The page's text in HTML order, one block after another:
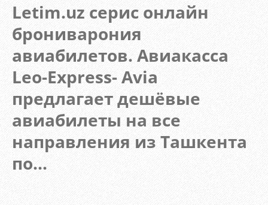
Letim.uz серис онлайн
брониварония
авиабилетов. Авиакасса
Leo-Express- Avia
предлагает дешёвые
авиабилеты на все
направления из Ташкента
по...